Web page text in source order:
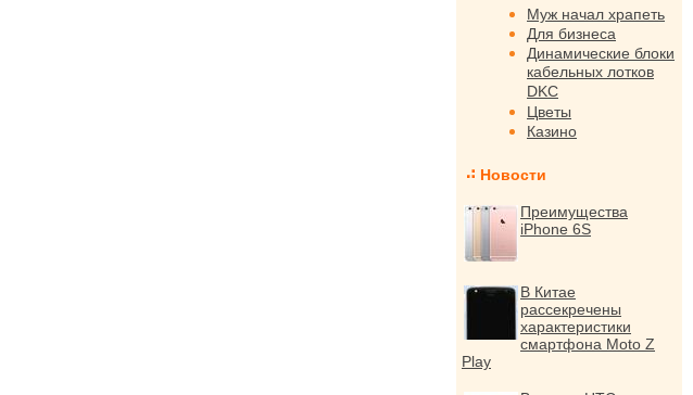
Муж начал храпеть
Для бизнеса
Динамические блоки
кабельных лотков
DKC
Цветы
Казино
Новости
Преимущества
iPhone 6S
В Китае
рассекречены
характеристики
смартфона Moto Z
Play